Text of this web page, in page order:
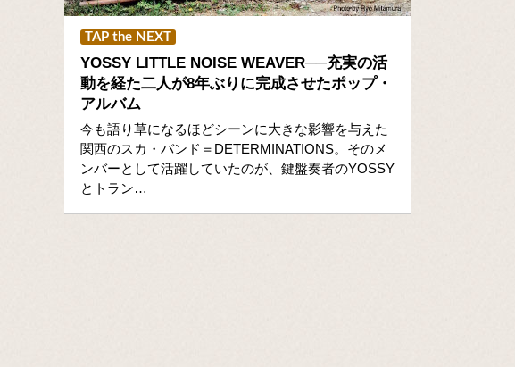
TAP the NEXT
YOSSY LITTLE NOISE WEAVER──充実の活
動を経た二人が8年ぶりに完成させたポップ・
アルバム
今も語り草になるほどシーンに大きな影響を与えた
関西のスカ・バンド＝DETERMINATIONS。そのメ
ンバーとして活躍していたのが、鍵盤奏者のYOSSY
とトラン…